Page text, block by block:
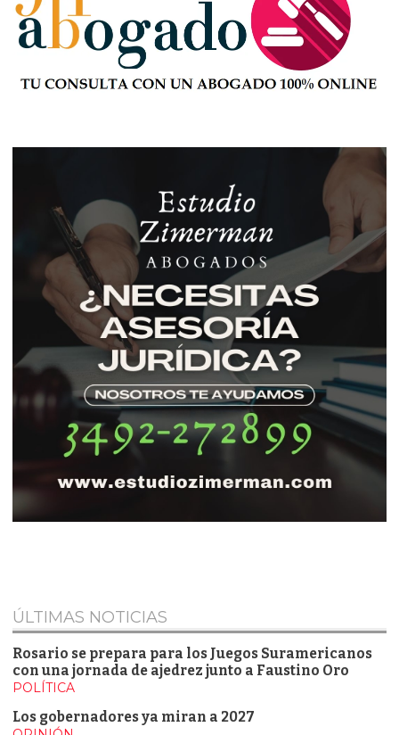
ÚLTIMAS NOTICIAS
Rosario se prepara para los Juegos Suramericanos
con una jornada de ajedrez junto a Faustino Oro
POLÍTICA
Los gobernadores ya miran a 2027